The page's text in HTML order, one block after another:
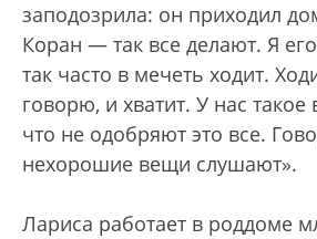
заподозрила: он приходил
Коран — так все делают. Я
так часто в мечеть ходит.
говорю, и хватит. У нас
что не одобряют это все.
нехорошие вещи слушают».
Лариса работает в роддоме